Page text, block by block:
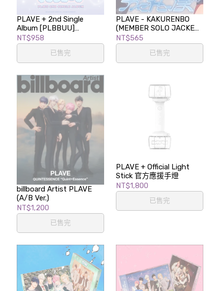
PLAVE + 2nd Single
Album [PLBBUU]
(PLBBUU Ver.)
NT$958
已售完
PLAVE - KAKURENBO
(MEMBER SOLO JACKET
EDITION) (LIMITED
EDITION)
NT$565
已售完
billboard Artist PLAVE
(A/B Ver.)
NT$1,200
已售完
PLAVE + Official Light
Stick 官方應援手燈
NT$1,800
已售完